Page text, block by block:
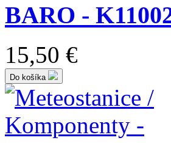
BARO -
15,50 €
Do košíka